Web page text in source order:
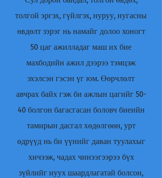
толгой эргэх, гүйлгэх, нуруу, нугасны
өвдөлт зэрэг нь намайг долоо хоногт
50 цаг ажилладаг маш их бие
махбодийн ажил дээрээ тэмцэж
эхэлсэн гэсэн үг юм. Өөрчлөлт
авчрах байх гэж би ажлын цагийг 50-
40 болгон багасгасан боловч биеийн
тамирын дасгал хөдөлгөөн, урт
өдрүүд нь би үүнийг даван туулахыг
хичээж, чадах чинээгээрээ бүх
зүйлийг нуух шаардлагатай болсон,